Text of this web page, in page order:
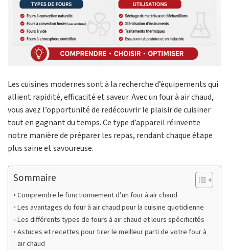
Les cuisines modernes sont à la recherche d’équipements qui
allient rapidité, efficacité et saveur. Avec un four à air chaud,
vous avez l’opportunité de redécouvrir le plaisir de cuisiner
tout en gagnant du temps. Ce type d’appareil réinvente
notre manière de préparer les repas, rendant chaque étape
plus saine et savoureuse.
Sommaire
Comprendre le fonctionnement d’un four à air chaud
Les avantages du four à air chaud pour la cuisine quotidienne
Les différents types de fours à air chaud et leurs spécificités
Astuces et recettes pour tirer le meilleur parti de votre four à
air chaud